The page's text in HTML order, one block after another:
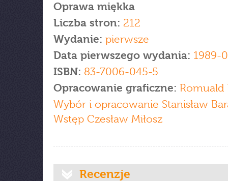
Oprawa miękka
Liczba stron: 212
Wydanie: pierwsze
Data pierwszego wydania: 1989-
ISBN: 83-7006-045-5
Opracowanie graficzne: Romuald
Wybór i opracowanie Stanisław
Wstęp Czesław Miłosz
Recenzje